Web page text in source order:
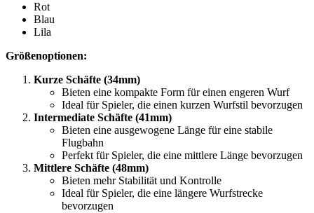
Rot
Blau
Lila
Größenoptionen:
Kurze Schäfte (34mm)
Bieten eine kompakte Form für einen engeren Wurf
Ideal für Spieler, die einen kurzen Wurfstil bevorzugen
Intermediate Schäfte (41mm)
Bieten eine ausgewogene Länge für eine stabile
Flugbahn
Perfekt für Spieler, die eine mittlere Länge bevorzugen
Mittlere Schäfte (48mm)
Bieten mehr Stabilität und Kontrolle
Ideal für Spieler, die eine längere Wurfstrecke
bevorzugen